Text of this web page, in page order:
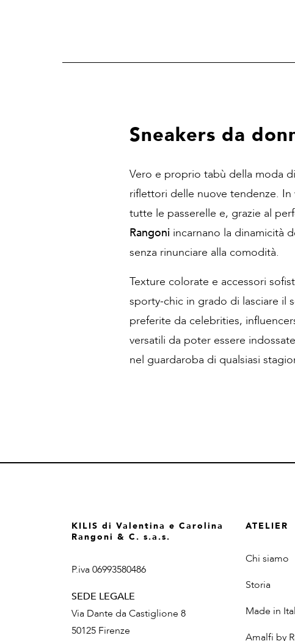
Sneakers da
Vero e proprio tabù della moda
riflettori delle nuove tendenze.
tutte le passerelle e, grazie al
Rangoniincarnano la dinamicità
senza rinunciare alla comodità.
Texture colorate e accessori
sporty-chic in grado di lasciare il
preferite da celebrities,
versatili da poter essere
nel guardaroba di qualsiasi
KILIS di Valentina e Carolina
Rangoni & C. s.a.s.
P.iva 06993580486
SEDE LEGALE
Via Dante da Castiglione 8
50125 Firenze
ATELIER
Chi siamo
Storia
Made in
Amalfi by